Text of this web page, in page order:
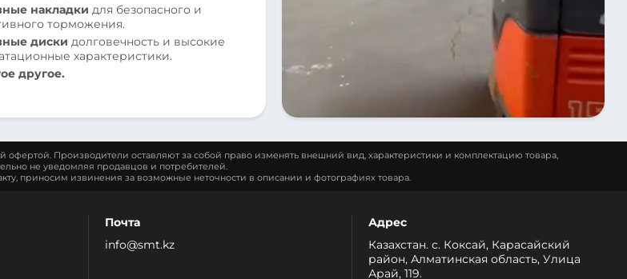
накладки для безопасного и
торможения.
диски долговечность и высокие
характеристики.
другое.
Производители оставляют за собой право изменять внешний вид, характеристики и комплектацию товара,
не уведомляя продавцов и потребителей.
приносим извинения за возможные неточности в описании и фотографиях товара.
Почта
info@smt.kz
Адрес
Казахстан. с. Коксай, Карасайский
район, Алматинская область, Улица
Арай, 119.